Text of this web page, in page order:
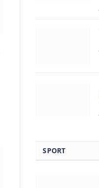
SPORT